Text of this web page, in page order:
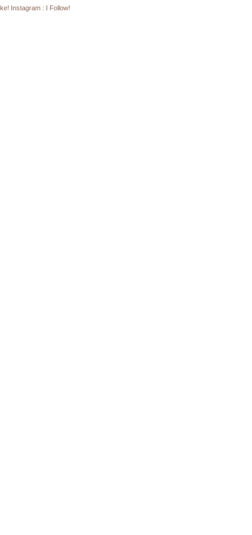
Instagram : I Follow!